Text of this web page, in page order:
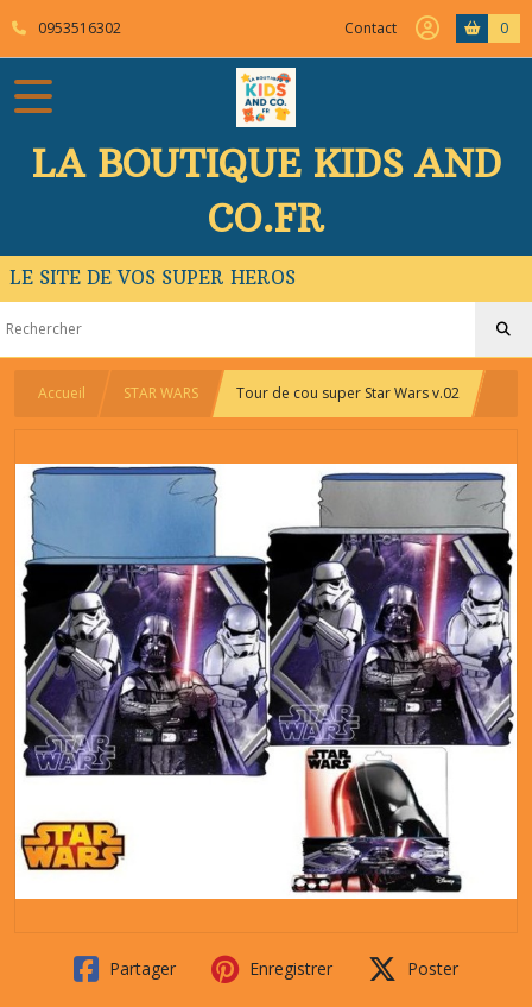
0953516302 Contact 0
LA BOUTIQUE KIDS AND
CO.FR
LE SITE DE VOS SUPER HEROS
Accueil STAR WARS Tour de cou super Star Wars v.02
Partager Enregistrer Poster